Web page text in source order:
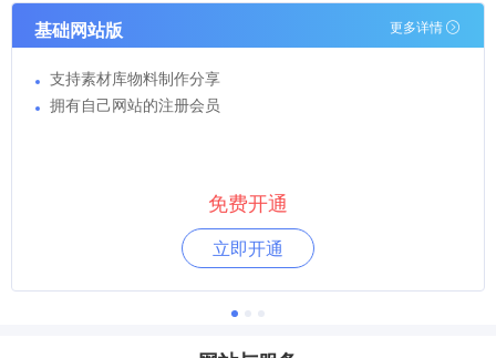
基础网站版 更多详情
支持素材库物料制作分享
拥有自己网站的注册会员
免费开通
立即开通